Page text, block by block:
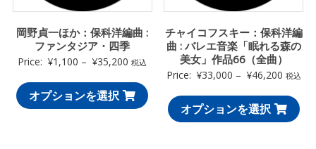
岡野貞一ほか：保科洋編曲 :
ファンタジア・四季
Price: ¥1,100 – ¥35,200 税込
オプションを選択
チャイコフスキー：保科洋編
曲 : バレエ音楽「眠れる森の
美女」作品66（全曲）
Price: ¥33,000 – ¥46,200 税込
オプションを選択